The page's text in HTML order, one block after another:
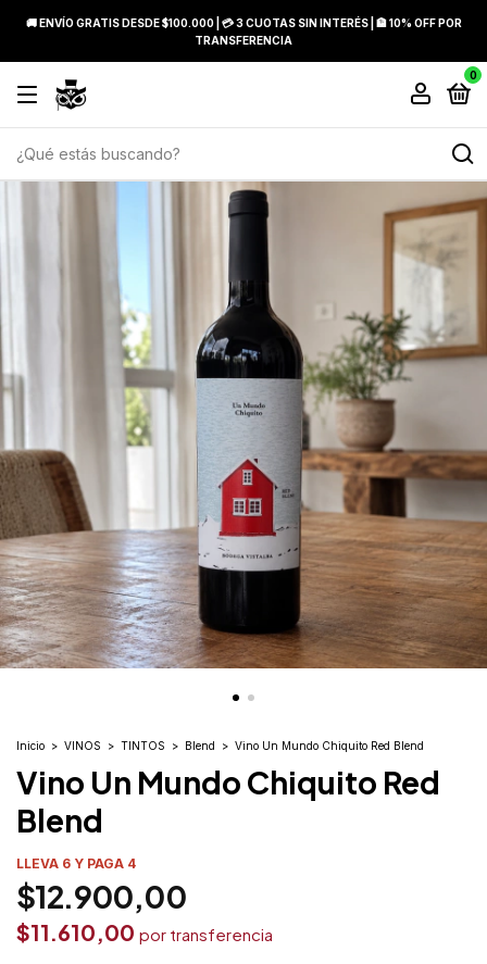
🚚 ENVÍO GRATIS DESDE $100.000 | 💳 3 CUOTAS SIN INTERÉS | 🏦 10% OFF POR
TRANSFERENCIA
0
Inicio > VINOS > TINTOS > Blend > Vino Un Mundo Chiquito Red Blend
Vino Un Mundo Chiquito Red
Blend
LLEVA 6 Y PAGA 4
$12.900,00
$11.610,00